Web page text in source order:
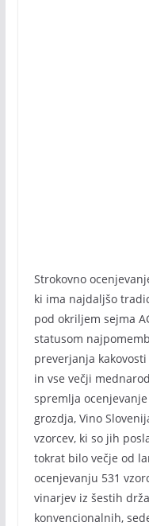
Strokovno
ki ima najdaljšo
pod okriljem sejma
statusom
preverjanja
in vse večji
spremlja
grozdja, Vino
vzorcev, ki so jih
tokrat bilo večje od
ocenjevanju 531
vinarjev iz šestih
konvencionalnih,